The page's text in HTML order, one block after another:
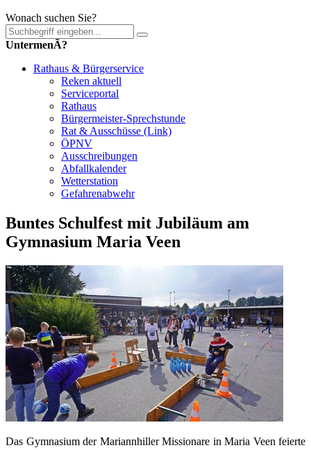
Wonach suchen Sie?
UntermenÃ?
Rathaus & Bürgerservice
Reken aktuell
Serviceportal
Rathaus
Bürgermeister-Sprechstunde
Rat & Ausschüsse (Link)
ÖPNV
Ausschreibungen
Abfallkalender
Wetterstation
Gefahrenabwehr
Buntes Schulfest mit Jubiläum am
Gymnasium Maria Veen
Das Gymnasium der Mariannhiller Missionare in Maria Veen feierte